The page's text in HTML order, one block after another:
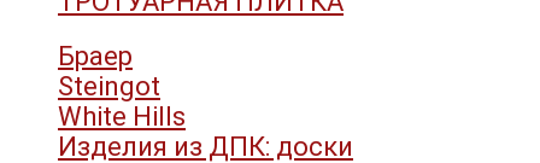
Браер
Steingot
White Hills
Изделия из ДПК: доски